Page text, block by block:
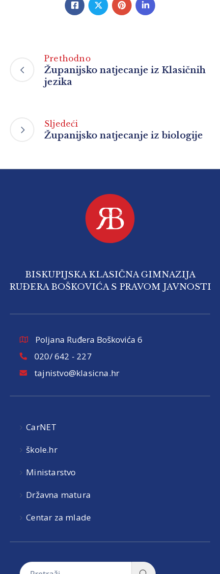
Prethodno
Županijsko natjecanje iz Klasičnih
jezika
Sljedeći
Županijsko natjecanje iz biologije
BISKUPIJSKA KLASIČNA GIMNAZIJA
RUĐERA BOŠKOVIĆA S PRAVOM JAVNOSTI
Poljana Ruđera Boškovića 6
020/ 642 - 227
tajnistvo@klasicna.hr
CarNET
škole.hr
Ministarstvo
Državna matura
Centar za mlade